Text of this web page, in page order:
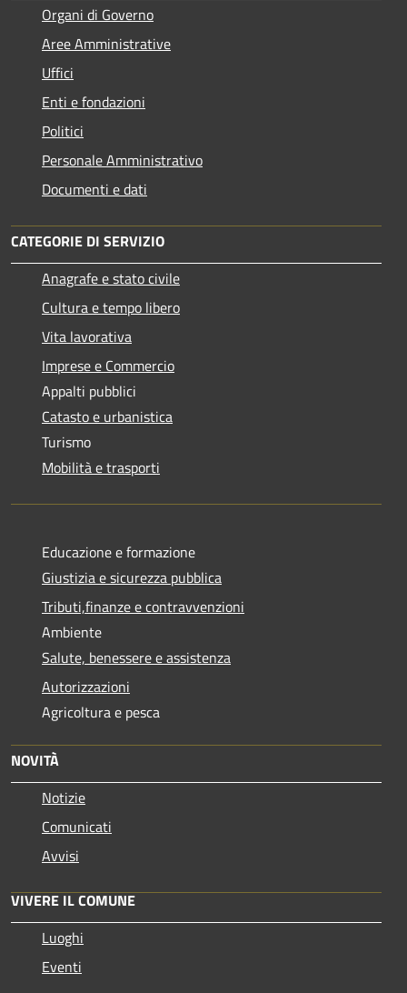
Organi di Governo
Aree Amministrative
Uffici
Enti e fondazioni
Politici
Personale Amministrativo
Documenti e dati
CATEGORIE DI SERVIZIO
Anagrafe e stato civile
Cultura e tempo libero
Vita lavorativa
Imprese e Commercio
Appalti pubblici
Catasto e urbanistica
Turismo
Mobilità e trasporti
Educazione e formazione
Giustizia e sicurezza pubblica
Tributi,finanze e contravvenzioni
Ambiente
Salute, benessere e assistenza
Autorizzazioni
Agricoltura e pesca
NOVITÀ
Notizie
Comunicati
Avvisi
VIVERE IL COMUNE
Luoghi
Eventi